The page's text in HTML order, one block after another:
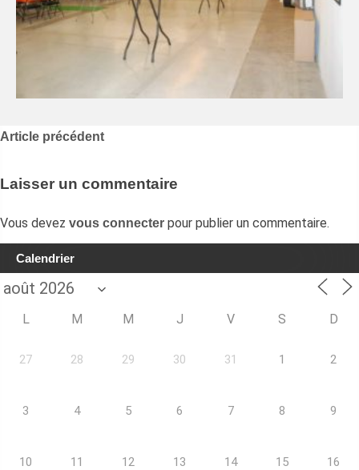
Navigation
l’article
Article précédent
Laisser un commentaire
Vous devez vous connecter pour publier un commentaire.
Calendrier
L M M J V S D
27 28 29 30 31 1 2
3 4 5 6 7 8 9
10 11 12 13 14 15 16